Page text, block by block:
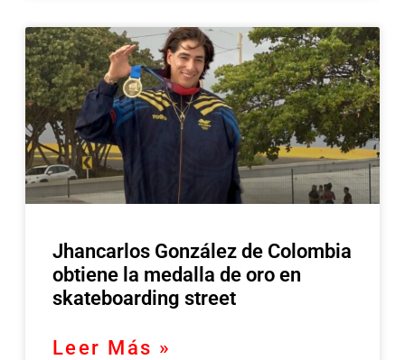
Jhancarlos González de Colombia
obtiene la medalla de oro en
skateboarding street
Leer Más »